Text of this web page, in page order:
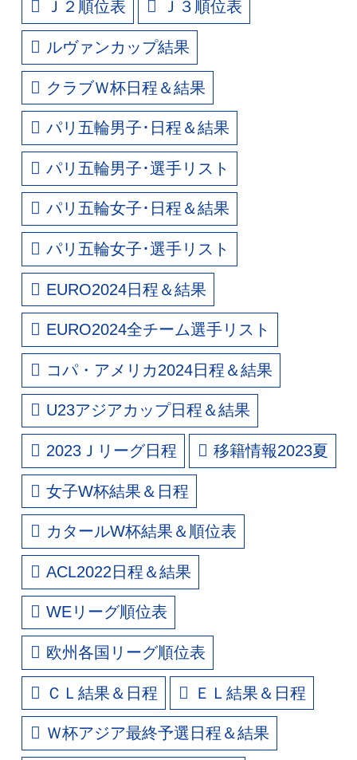
Ｊ２順位表 Ｊ３順位表
ルヴァンカップ結果
クラブＷ杯日程＆結果
パリ五輪男子･日程＆結果
パリ五輪男子･選手リスト
パリ五輪女子･日程＆結果
パリ五輪女子･選手リスト
EURO2024日程＆結果
EURO2024全チーム選手リスト
コパ・アメリカ2024日程＆結果
U23アジアカップ日程＆結果
2023Ｊリーグ日程 移籍情報2023夏
女子W杯結果＆日程
カタールW杯結果＆順位表
ACL2022日程＆結果
WEリーグ順位表
欧州各国リーグ順位表
ＣＬ結果＆日程 ＥＬ結果＆日程
Ｗ杯アジア最終予選日程＆結果